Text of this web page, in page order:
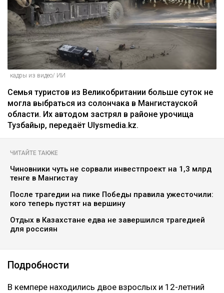
кадры из видео/ ИИ
Семья туристов из Великобритании больше суток не
могла выбраться из солончака в Мангистауской
области. Их автодом застрял в районе урочища
Тузбайыр, передаёт Ulysmedia.kz.
ЧИТАЙТЕ ТАКЖЕ
Чиновники чуть не сорвали инвестпроект на 1,3 млрд
тенге в Мангистау
После трагедии на пике Победы правила ужесточили:
кого теперь пустят на вершину
Отдых в Казахстане едва не завершился трагедией
для россиян
Подробности
В кемпере находились двое взрослых и 12-летний